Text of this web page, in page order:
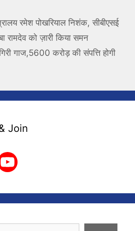
रमेश पोखरियाल निशंक,सीबीएसई
रामदेव को ज़ारी किया समन
गाज,5600 करोड़ की संपत्ति होगी
Join